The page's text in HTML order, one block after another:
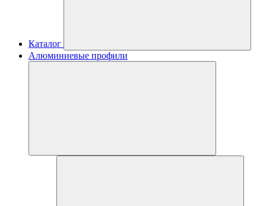
Каталог
Алюминиевые профили